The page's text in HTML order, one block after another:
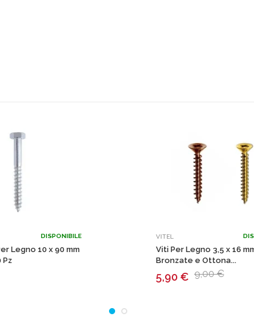
DISPONIBILE
Legno 10 x 90 mm
Pz
VITEL
Viti Per Legno 3,5 x 16
Bronzate e Ottona...
5,90 € 9,00 €